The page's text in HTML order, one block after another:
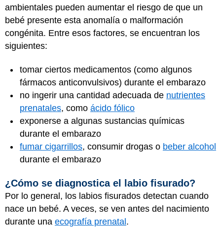
ambientales pueden aumentar el riesgo de que un
bebé presente esta anomalía o malformación
congénita. Entre esos factores, se encuentran los
siguientes:
tomar ciertos medicamentos (como algunos
fármacos anticonvulsivos) durante el embarazo
no ingerir una cantidad adecuada de nutrientes
prenatales, como ácido fólico
exponerse a algunas sustancias químicas
durante el embarazo
fumar cigarrillos, consumir drogas o beber alcohol
durante el embarazo
¿Cómo se diagnostica el labio fisurado?
Por lo general, los labios fisurados detectan cuando
nace un bebé. A veces, se ven antes del nacimiento
durante una ecografía prenatal.